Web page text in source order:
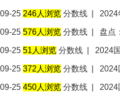
09-25 246人浏览 分数线 2024
09-25 576人浏览 分数线 盘点
09-25 51人浏览 分数线 2024
09-25 372人浏览 分数线 2024
09-25 450人浏览 分数线 2024